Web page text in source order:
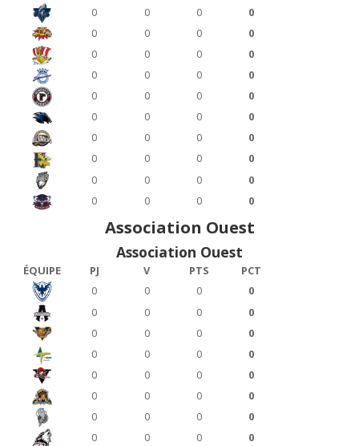
0
0 0
0
0
0 0
0
0
0 0
0
0
0 0
0
0
0 0
0
0
0 0
0
0
0 0
0
0
0 0
0
0
0 0
0
0
0 0 0
Association Ouest
Association Ouest
ÉQUIPE PJ V PTS
PCT
0
0 0
0
0
0 0
0
0
0 0
0
0
0 0
0
0
0 0
0
0
0 0
0
0
0 0
0
0
0 0 0